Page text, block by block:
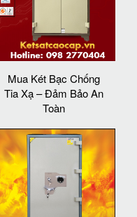
Mua Két Bạc Chống
Tia Xạ – Đảm Bảo An
Toàn